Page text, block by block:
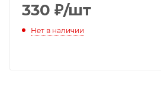
330 ₽/шт
Нет в наличии